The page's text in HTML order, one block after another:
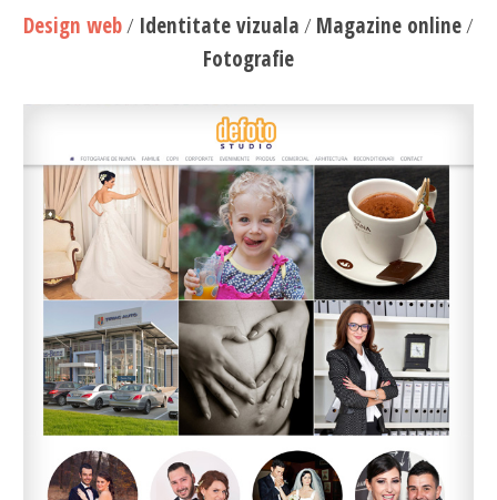
Design web Identitate vizuala
Magazine online
Fotografie